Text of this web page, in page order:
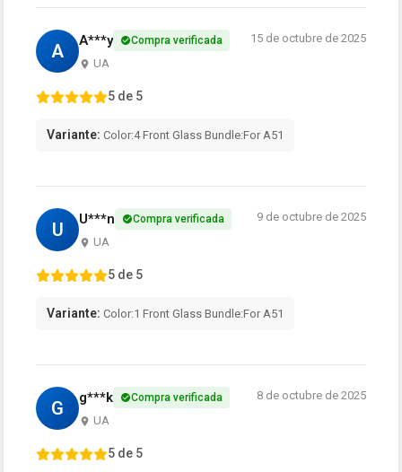
A A***y Compra verificada
UA
15 de octubre de 2025
5 de 5
Variante: Color:4 Front Glass Bundle:For A51
U U***n Compra verificada
UA
9 de octubre de 2025
5 de 5
Variante: Color:1 Front Glass Bundle:For A51
G g***k Compra verificada
UA
8 de octubre de 2025
5 de 5